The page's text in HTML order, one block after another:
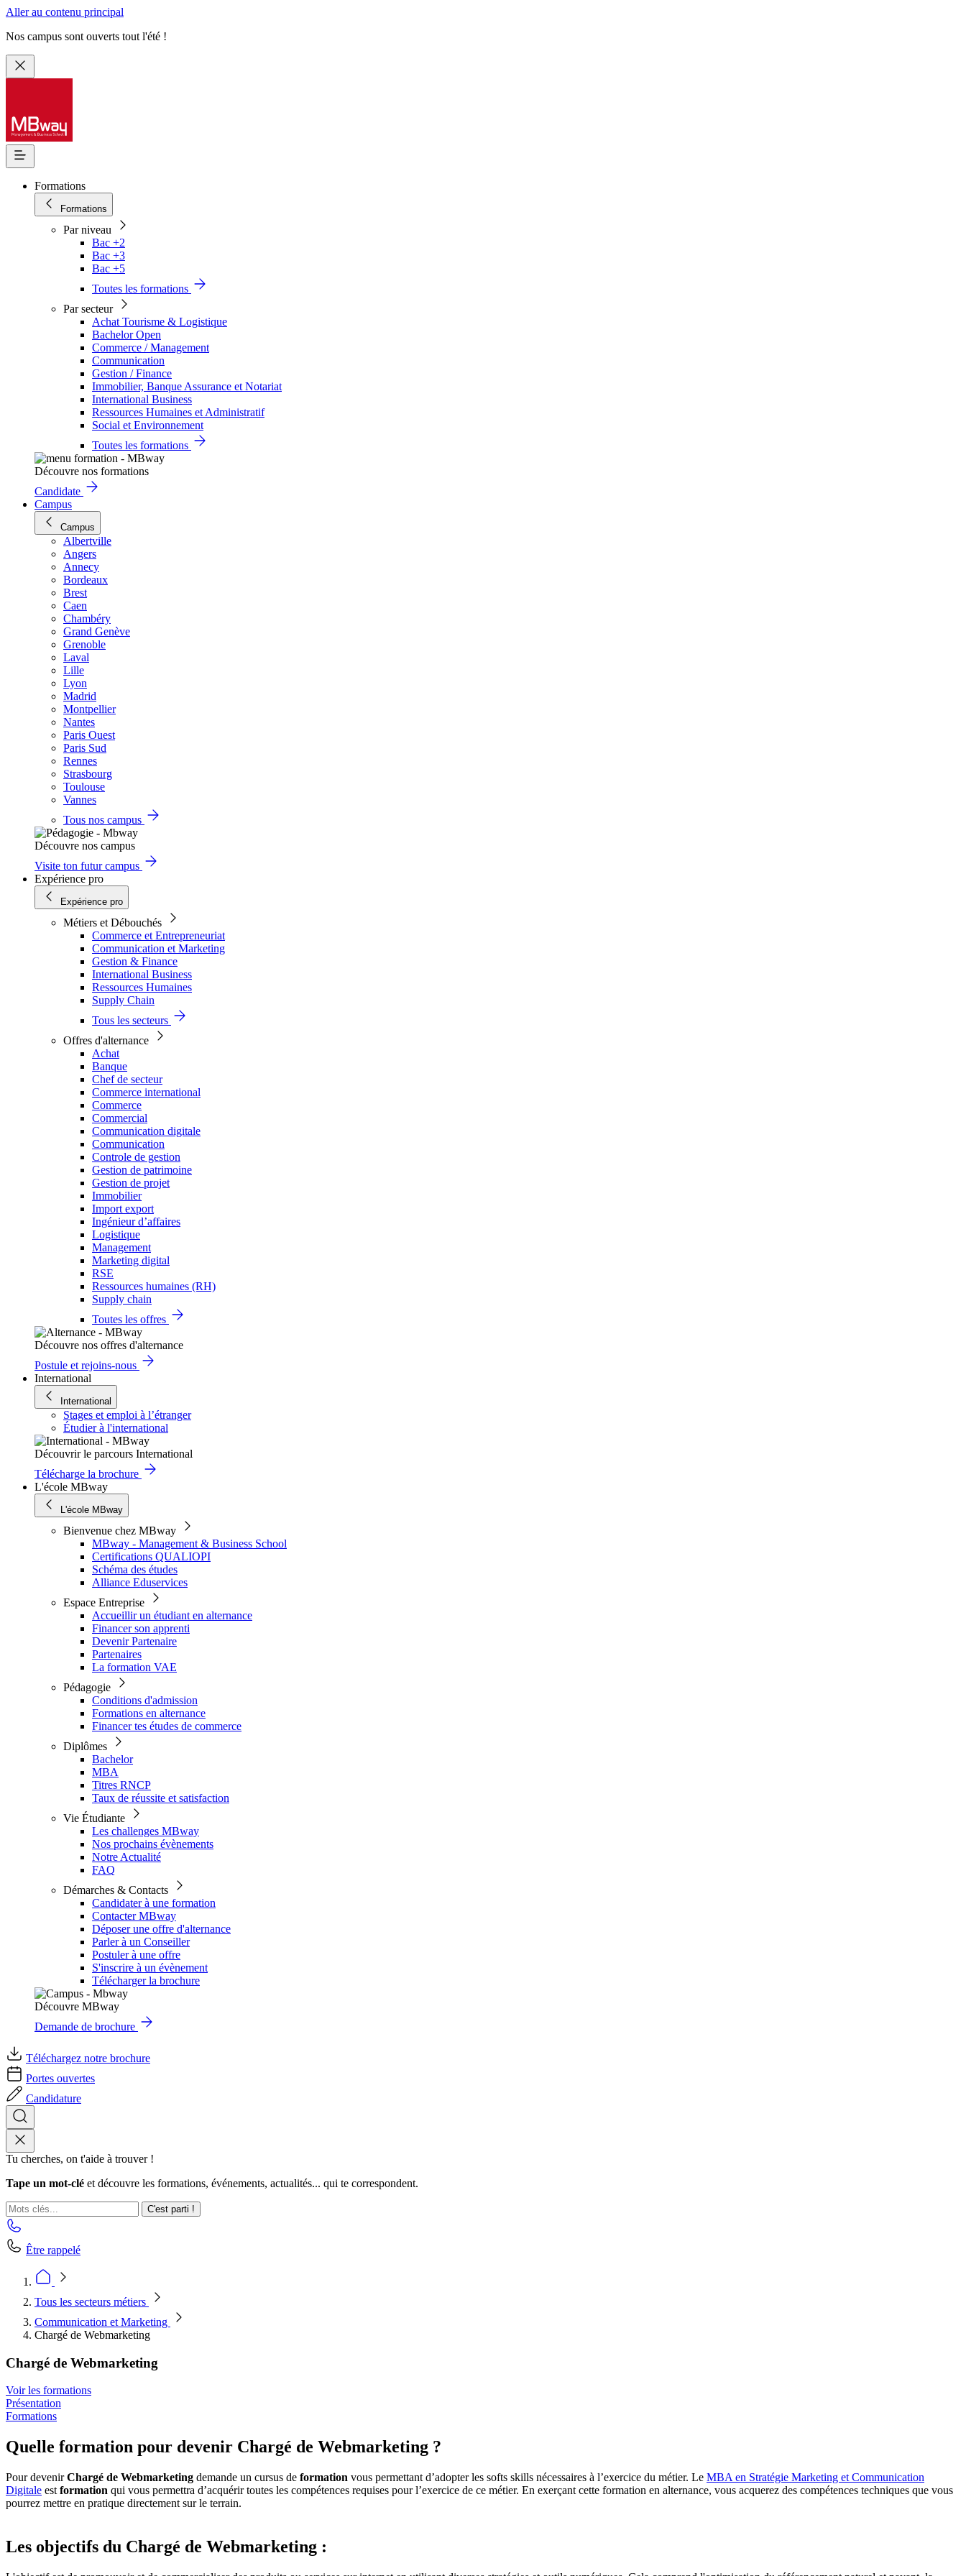
Aller au contenu principal
Nos campus sont ouverts tout l'été !
Formations
Formations
Par niveau
Bac +2
Bac +3
Bac +5
Toutes les formations
Par secteur
Achat Tourisme & Logistique
Bachelor Open
Commerce / Management
Communication
Gestion / Finance
Immobilier, Banque Assurance et Notariat
International Business
Ressources Humaines et Administratif
Social et Environnement
Toutes les formations
Découvre nos formations
Candidate
Campus
Campus
Albertville
Angers
Annecy
Bordeaux
Brest
Caen
Chambéry
Grand Genève
Grenoble
Laval
Lille
Lyon
Madrid
Montpellier
Nantes
Paris Ouest
Paris Sud
Rennes
Strasbourg
Toulouse
Vannes
Tous nos campus
Découvre nos campus
Visite ton futur campus
Expérience pro
Expérience pro
Métiers et Débouchés
Commerce et Entrepreneuriat
Communication et Marketing
Gestion & Finance
International Business
Ressources Humaines
Supply Chain
Tous les secteurs
Offres d'alternance
Achat
Banque
Chef de secteur
Commerce international
Commerce
Commercial
Communication digitale
Communication
Controle de gestion
Gestion de patrimoine
Gestion de projet
Immobilier
Import export
Ingénieur d’affaires
Logistique
Management
Marketing digital
RSE
Ressources humaines (RH)
Supply chain
Toutes les offres
Découvre nos offres d'alternance
Postule et rejoins-nous
International
International
Stages et emploi à l’étranger
Étudier à l'international
Découvrir le parcours International
Télécharge la brochure
L'école MBway
L'école MBway
Bienvenue chez MBway
MBway - Management & Business School
Certifications QUALIOPI
Schéma des études
Alliance Eduservices
Espace Entreprise
Accueillir un étudiant en alternance
Financer son apprenti
Devenir Partenaire
Partenaires
La formation VAE
Pédagogie
Conditions d'admission
Formations en alternance
Financer tes études de commerce
Diplômes
Bachelor
MBA
Titres RNCP
Taux de réussite et satisfaction
Vie Étudiante
Les challenges MBway
Nos prochains évènements
Notre Actualité
FAQ
Démarches & Contacts
Candidater à une formation
Contacter MBway
Déposer une offre d'alternance
Parler à un Conseiller
Postuler à une offre
S'inscrire à un évènement
Télécharger la brochure
Découvre MBway
Demande de brochure
Téléchargez notre brochure
Portes ouvertes
Candidature
Tu cherches, on t'aide à trouver !
Tape un mot-clé et découvre les formations, événements, actualités... qui te correspondent.
C'est parti !
Être rappelé
Tous les secteurs métiers
Communication et Marketing
Chargé de Webmarketing
Chargé de Webmarketing
Voir les formations
Présentation
Formations
Quelle formation pour devenir Chargé de Webmarketing ?
Pour devenirChargé de Webmarketing demande un cursus de formation vous permettant d’adopter les softs skills nécessaires à l’exercice du métier. Le MBA en Stratégie Marketing et Communication
Digitale est formation qui vous permettra d’acquérir toutes les compétences requises pour l’exercice de ce métier. En exerçant cette formation en alternance, vous acquerez des compétences techniques que vous
pourrez mettre en pratique directement sur le terrain.
Les objectifs du Chargé de Webmarketing :